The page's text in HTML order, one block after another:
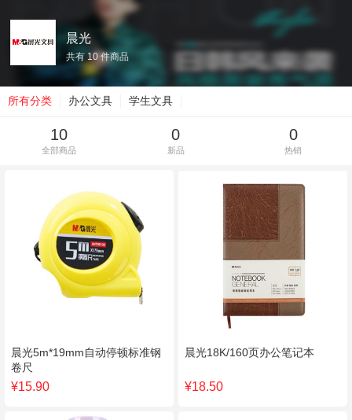
晨光
共有 10 件商品
所有分类 办公文具 学生文具
10
全部商品
0
新品
0
热销
晨光5m*19mm自动停顿标准钢
卷尺
¥15.90
晨光18K/160页办公笔记本
¥18.50